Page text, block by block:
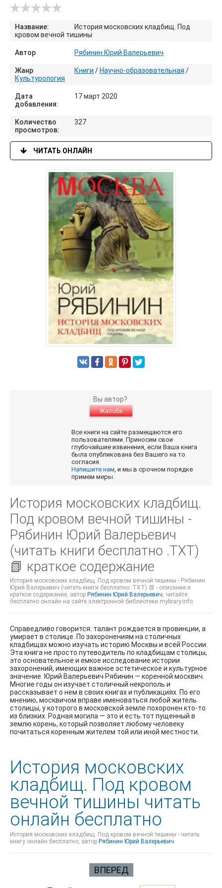
Название:
История московских кладбищ. Под
кровом вечной тишины
Автор Рябинин Юрий Валерьевич
Жанр Книги / Научно-образовательная /
Культурология
Дата
добавления:
17 март 2020
Количество
просмотров:
327
ЧИТАТЬ ОНЛАЙН
Вы автор?
Жалоба
Все книги на сайте размещаются его
пользователями. Приносим свои
глубочайшие извинения, если Ваша книга
была опубликована без Вашего на то
согласия.
Напишите нам , и мы в срочном порядке
примем меры.
История московских кладбищ.
Под кровом вечной тишины -
Рябинин Юрий Валерьевич
(читать книги бесплатно .TXT)
📗 краткое содержание
История московских кладбищ. Под кровом вечной тишины - Рябинин
Юрий Валерьевич (читать книги бесплатно .TXT) 📗 - описание и
краткое содержание, автор Рябинин Юрий Валерьевич , читайте
бесплатно онлайн на сайте электронной библиотеки mybrary.info
Справедливо говорится: талант рождается в провинции, а
умирает в столице. По захоронениям на столичных
кладбищах можно изучать историю Москвы и всей России.
Эта книга не просто путеводитель по кладбищам столицы,
это основательное и емкое исследование истории
захоронений, имеющих важное эстетическое и культурное
значение. Юрий Валерьевич Рябинин — коренной москвич.
Многие годы он изучает столичный некрополь и
рассказывает о нем в своих книгах и публикациях. По его
мнению, москвичом вправе именоваться любой житель
столицы, у которого в московской земле похоронен кто-то
из близких. Родная могила — это и есть тот пущенный в
землю корень, который позволяет любому человеку
почитаться коренным жителем той или иной местности.
История московских
кладбищ. Под кровом
вечной тишины читать
онлайн бесплатно
История московских кладбищ. Под кровом вечной тишины - читать
книгу онлайн бесплатно, автор Рябинин Юрий Валерьевич
ВПЕРЕД